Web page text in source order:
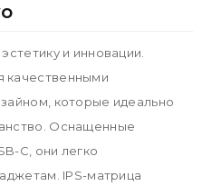
и инновации.
качественными
которые идеально
Оснащенные
C, они легко
IPS-матрица